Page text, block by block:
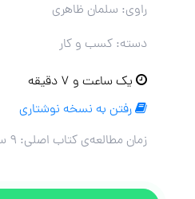
راوی: سلمان ظاهری
دسته: کسب و کار
یک ساعت و ۷ دقیقه
رفتن به نسخه نوشتاری
زمان مطالعه‌ی کتاب اصلی: ۹ ساعت